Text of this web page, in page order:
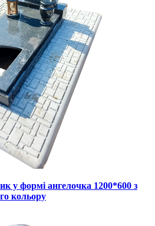
формі ангелочка 1200*600 з
кольору